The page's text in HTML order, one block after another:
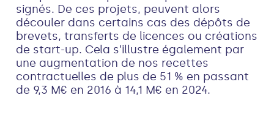
signés. De ces projets, peuvent alors
découler dans certains cas des dépôts de
brevets, transferts de licences ou créations
de start-up. Cela s’illustre également par
une augmentation de nos recettes
contractuelles de plus de 51 % en passant
de 9,3 M€ en 2016 à 14,1 M€ en 2024.